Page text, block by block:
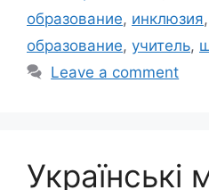
образование, инклюзия,
образование, учитель,
Leave a comment
Українські